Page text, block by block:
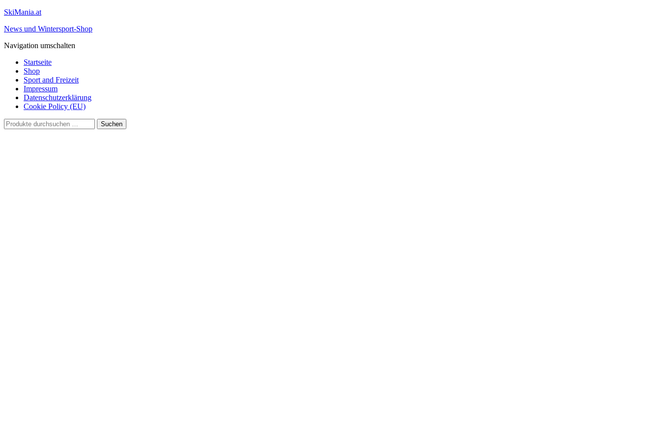
SkiMania.at
News und Wintersport-Shop
Navigation umschalten
Startseite
Shop
Sport and Freizeit
Impressum
Datenschutzerklärung
Cookie Policy (EU)